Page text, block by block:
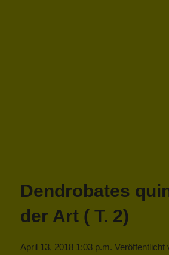
Dendrobates
der Art ( T. 2)
April 13, 2018 1:03 p.m. Veröffentlicht